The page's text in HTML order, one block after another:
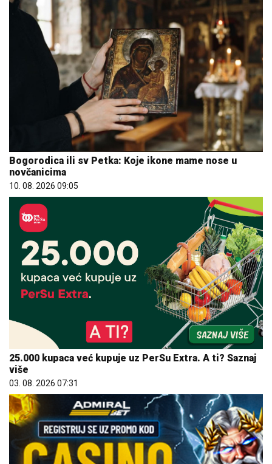
Bogorodica ili sv Petka: Koje ikone mame nose u
novčanicima
10. 08. 2026 09:05
25.000 kupaca već kupuje uz PerSu Extra. A ti? Saznaj
više
03. 08. 2026 07:31